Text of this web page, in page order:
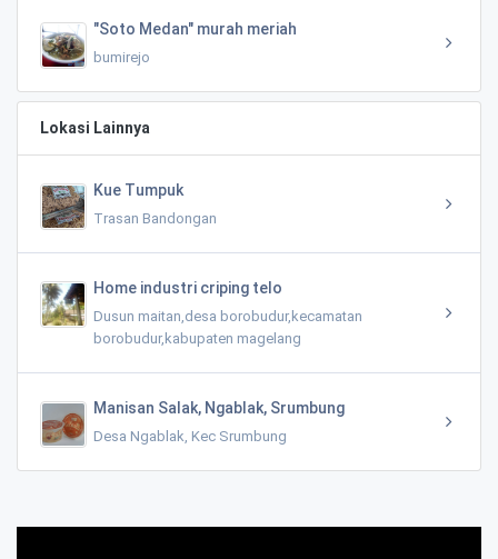
"Soto Medan" murah meriah
bumirejo
Lokasi Lainnya
Kue Tumpuk
Trasan Bandongan
Home industri criping telo
Dusun maitan,desa borobudur,kecamatan
borobudur,kabupaten magelang
Manisan Salak, Ngablak, Srumbung
Desa Ngablak, Kec Srumbung